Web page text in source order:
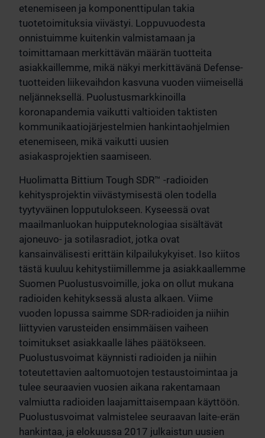
etenemiseen ja komponenttipulan takia
tuotetoimituksia viivästyi. Loppuvuodesta
onnistuimme kuitenkin valmistamaan ja
toimittamaan merkittävän määrän tuotteita
asiakkaillemme, mikä näkyi merkittävänä Defense-
tuotteiden liikevaihdon kasvuna vuoden viimeisellä
neljänneksellä. Puolustusmarkkinoilla
koronapandemia vaikutti valtioiden taktisten
kommunikaatiojärjestelmien hankintaohjelmien
etenemiseen, mikä vaikutti uusien
asiakasprojektien saamiseen.
Huolimatta Bittium Tough SDR™ -radioiden
kehitysprojektin viivästymisestä olen todella
tyytyväinen lopputulokseen. Kyseessä ovat
maailmanluokan huipputeknologiaa sisältävät
ajoneuvo- ja sotilasradiot, jotka ovat
kansainvälisesti erittäin kilpailukykyiset. Iso kiitos
tästä kuuluu kehitystiimillemme ja asiakkaallemme
Suomen Puolustusvoimille, joka on ollut mukana
radioiden kehityksessä alusta alkaen. Viime
vuoden lopussa saimme SDR-radioiden ja niihin
liittyvien varusteiden ensimmäisen vaiheen
toimitukset asiakkaalle lähes päätökseen.
Puolustusvoimat käynnisti radioiden ja niihin
toteutettavien aaltomuotojen testaustoimintaa ja
tulee seuraavien vuosien aikana rakentamaan
valmiutta radioiden laajamittaisempaan käyttöön.
Puolustusvoimat valmistelee seuraavan laite-erän
hankintaa, ja elokuussa 2017 julkaistun uusien